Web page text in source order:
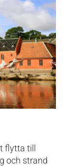
flytta till
och strand